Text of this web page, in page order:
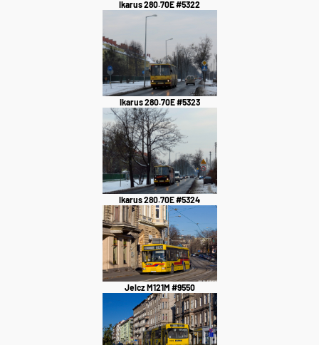
Ikarus 280.70E #5322
Ikarus 280.70E #5323
Ikarus 280.70E #5324
Jelcz M121M #9550